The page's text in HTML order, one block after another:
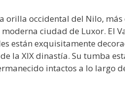
orilla occidental del Nilo,
ciudad de Luxor. El
están exquisitamente
la XIX dinastía. Su tumba
intactos a lo largo